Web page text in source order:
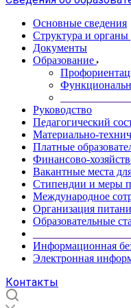
Основные сведения
Структура и органы
Документы
Образование
Руководство
Педагогический
Материально-
Платные
Финансово-
Вакантные места
Стипендии и меры
Международное
Организация
Образовательные
Информационная
Электронная
Контакты